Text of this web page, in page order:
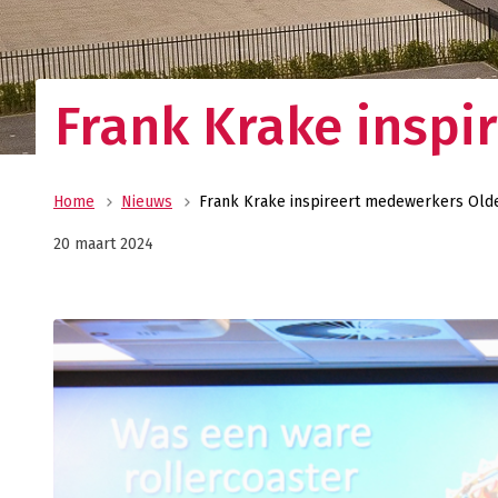
Uw allround logistiek dienstverlener met
wereldwijd netwerk? Oldenburger|Fritom
beste logistieke oplossing voor uw
Frank Krake
Home Nieuws Frank Krake inspireert medewerkers
20 maart 2024